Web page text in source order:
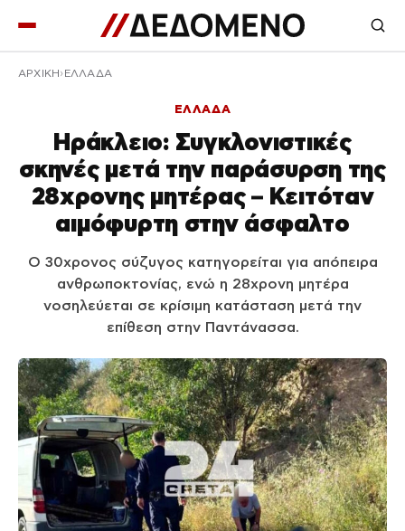
ΑΡΧΙΚΉ ΕΛΛΑΔΑ
ΕΛΛΑΔΑ
Ηράκλειο: Συγκλονιστικές
σκηνές μετά την παράσυρση της
28χρονης μητέρας – Κειτόταν
αιμόφυρτη στην άσφαλτο
Ο 30χρονος σύζυγος κατηγορείται για απόπειρα
ανθρωποκτονίας, ενώ η 28χρονη μητέρα
νοσηλεύεται σε κρίσιμη κατάσταση μετά την
επίθεση στην Παντάνασσα.